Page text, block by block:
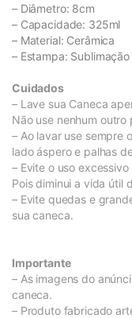
– Diâmetro: 8cm
– Capacidade: 325ml
– Material: Cerâmica
– Estampa: Sublimação
Cuidados
– Lave sua Caneca
Não use nenhum
– Ao lavar use sempre
lado áspero e palhas
– Evite o uso
Pois diminui a vida útil
– Evite quedas e
sua caneca.
Importante
– As imagens do
caneca.
– Produto fabricado